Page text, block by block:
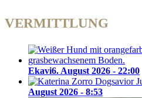
VERMITTLUNG
Ekavi6. August 2026 - 22:00
August 2026 - 8:53